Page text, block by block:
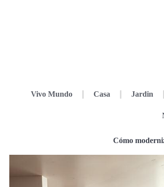
Vivo Mundo Casa Jardin
Cómo